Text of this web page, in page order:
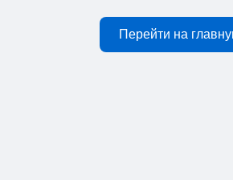
Перейти на